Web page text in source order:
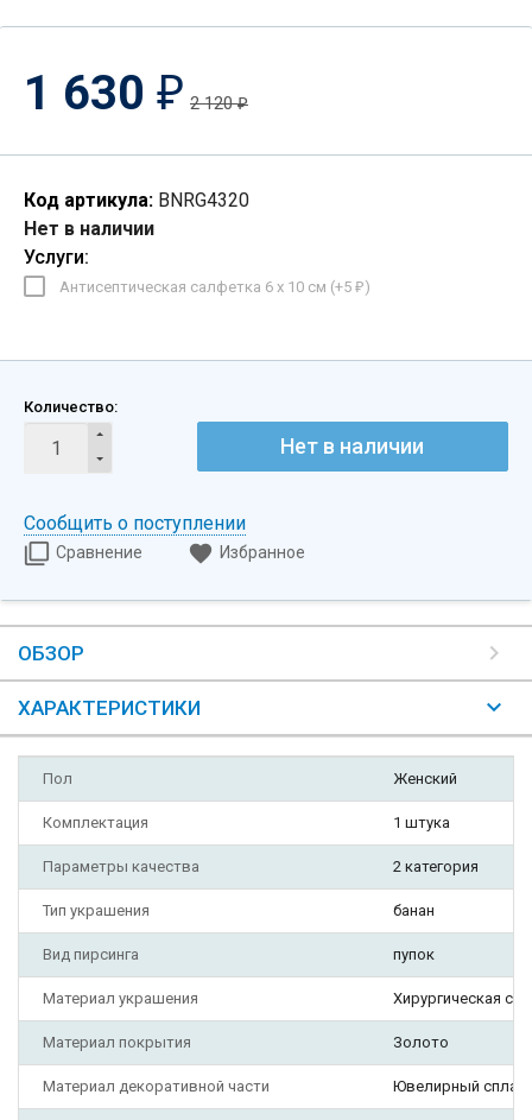
1 630 ₽ 2 120₽
Код артикула: BNRG4320
Нет в наличии
Услуги:
Антисептическая салфетка 6 х 10 см (+5 ₽ )
Количество:
Нет в наличии
Сообщить о поступлении
Сравнение Избранное
ОБЗОР
ХАРАКТЕРИСТИКИ
Пол Женский
Комплектация 1 штука
Параметры качества 2 категория
Тип украшения банан
Вид пирсинга пупок
Материал украшения Хирургическая
Материал покрытия Золото
Материал декоративной части Ювелирный сплав